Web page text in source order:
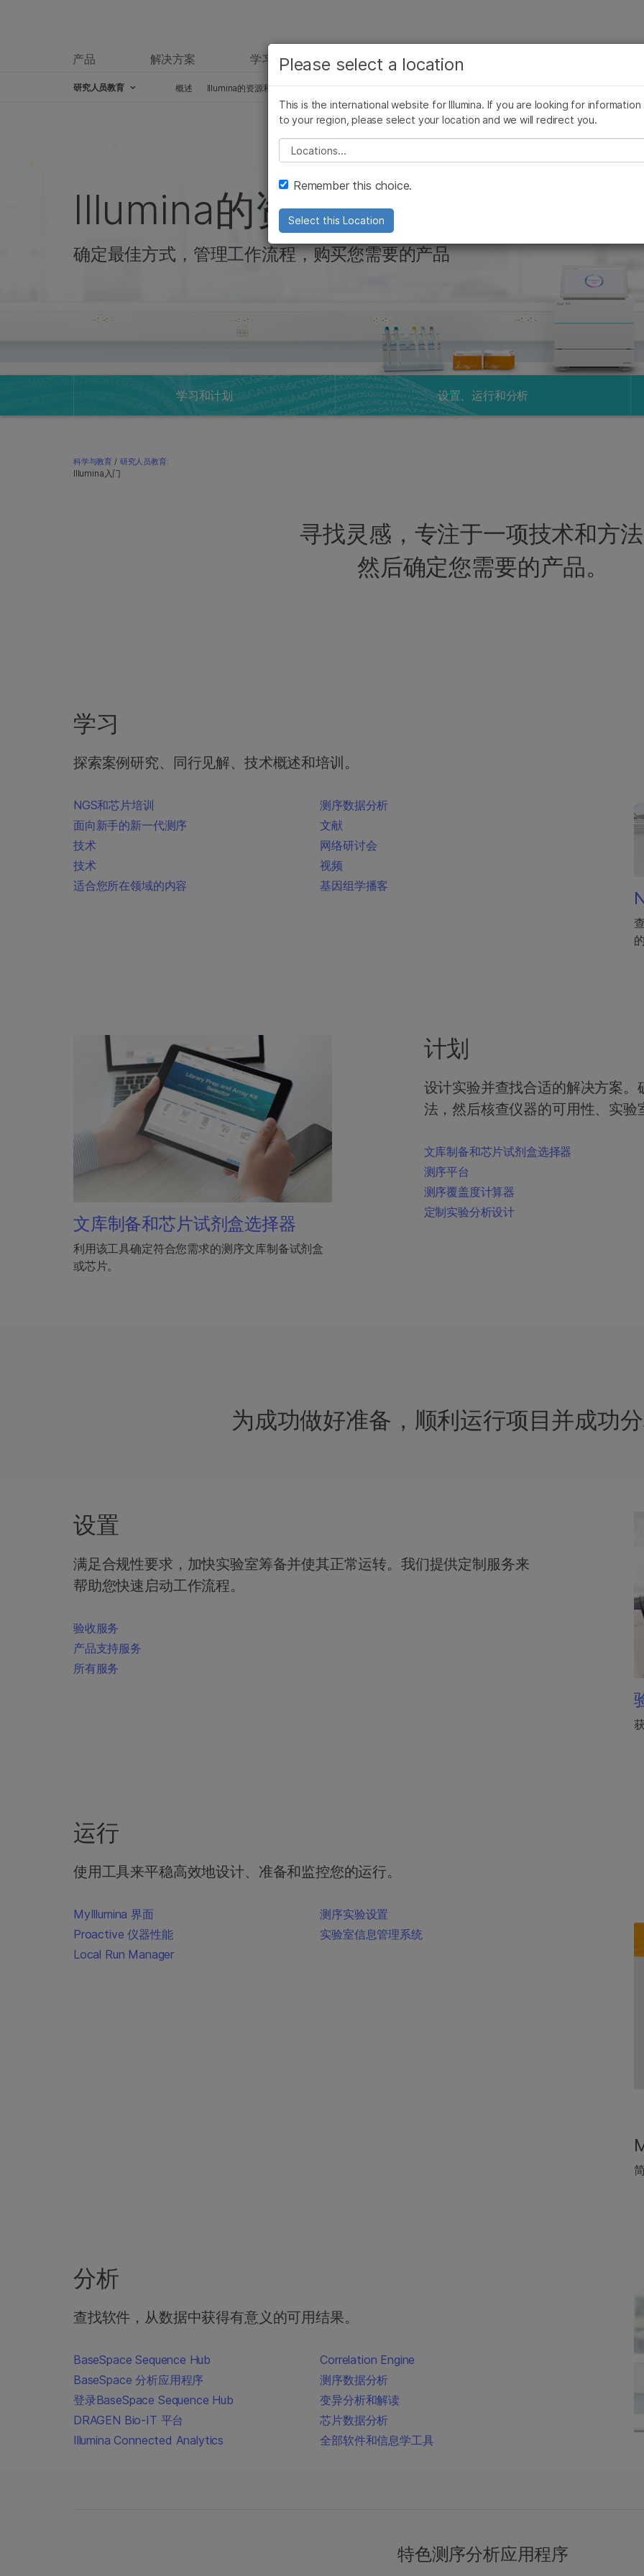
产品 解决方案 学习 公司 支持
研究人员教育 概述 Illumina的资源和工具 遗传分析 FFPE样本分析 测序工作流程的准确性 基因组学101
Illumina入门
Illumina的资源和工具
确定最佳方式，管理工作流程，购买您需要的产品
学习和计划 设置、运行和分析
科学与教育 / 研究人员教育:
寻找灵感，专注于一项技术和方
然后确定您需要的产品。
学习
探索案例研究、同行见解、技术概述和培训。
NGS和芯片培训
面向新手的新一代测序
技术
技术
适合您所在领域的内容
测序数据分析
文献
网络研讨会
视频
基因组学播客
文库制备和芯片试剂盒选择器
利用该工具确定符合您需求的测序文库制备试剂盒
或芯片。
计划
设计实验并查找合适的解决方案
法，然后核查仪器的可用性、实
文库制备和芯片试剂盒选择器
测序平台
测序覆盖度计算器
定制实验分析设计
为成功做好准备，顺利运行项目并成功
设置
满足合规性要求，加快实验室筹备并使其正常运转。我们提供定制服务来
帮助您快速启动工作流程。
验收服务
产品支持服务
所有服务
运行
使用工具来平稳高效地设计、准备和监控您的运行。
MyIllumina 界面
Proactive 仪器性能
Local Run Manager
测序实验设置
实验室信息管理系统
分析
查找软件，从数据中获得有意义的可用结果。
BaseSpace Sequence Hub
BaseSpace 分析应用程序
登录BaseSpace Sequence Hub
DRAGEN Bio-IT 平台
Illumina Connected Analytics
Correlation Engine
测序数据分析
变异分析和解读
芯片数据分析
全部软件和信息学工具
特色测序分析应用程序
查看更多相关内容。选择您感兴趣的领域:
癌症研究
微生物学
农业基因组学
复杂疾病
临床肿瘤学
生殖健康
遗传病和罕见病
Please select a location
This is the international website for Illumina. If you are looking for
to your region, please select your location and we will redirect you.
Please select a location
Remember this choice.
Select this Location